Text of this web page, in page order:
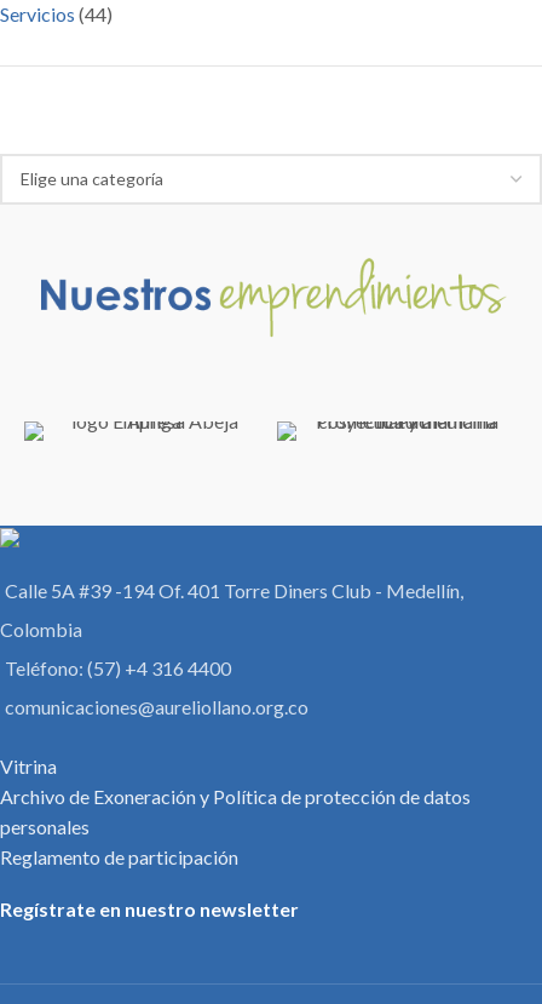
Servicios (44)
Calle 5A #39 -194 Of. 401 Torre Diners Club - Medellín,
Colombia
Teléfono: (57) +4 316 4400
comunicaciones@aureliollano.org.co
Vitrina
Archivo de Exoneración y Política de protección de datos
personales
Reglamento de participación
Regístrate en nuestro newsletter